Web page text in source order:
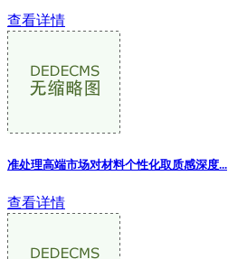
查看详情
准处理高端市场对材料个性化取质感深度...
查看详情